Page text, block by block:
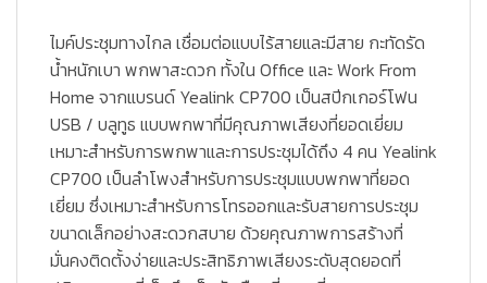
ไมค์ประชุมทางไกล เชื่อมต่อแบบไร้สายและมีสาย กะทัดรัด
น้ำหนักเบา พกพาสะดวก ทั้งใน Office และ Work From
Home จากแบรนด์ Yealink CP700 เป็นสปีกเกอร์โฟน
USB / บลูทูธ แบบพกพาที่มีคุณภาพเสียงที่ยอดเยี่ยม
เหมาะสำหรับการพกพาและการประชุมได้ถึง 4 คน Yealink
CP700 เป็นลำโพงสำหรับการประชุมแบบพกพาที่ยอด
เยี่ยม ซึ่งเหมาะสำหรับการโทรออกและรับสายการประชุม
ขนาดเล็กอย่างสะดวกสบาย ด้วยคุณภาพการสร้างที่
มั่นคงติดตั้งง่ายและประสิทธิภาพเสียงระดับสุดยอดที่